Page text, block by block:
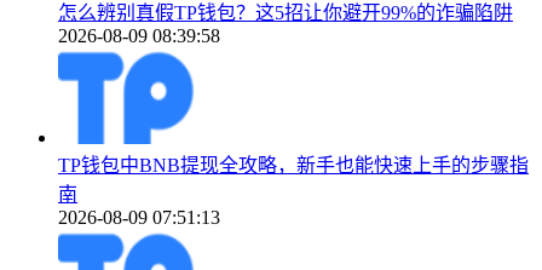
怎么辨别真假TP钱包？这5招让你避开99%的诈骗陷阱
2026-08-09 08:39:58
TP钱包中BNB提现全攻略，新手也能快速上手的步骤指
南
2026-08-09 07:51:13